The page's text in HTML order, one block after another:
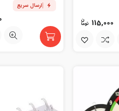
115,000
ارسال سریع